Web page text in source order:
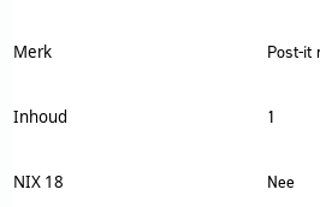
Merk Post-it
Inhoud 1
NIX 18 Nee